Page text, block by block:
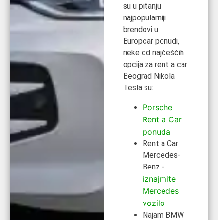
su u pitanju
najpopularniji
brendovi u
Europcar ponudi,
neke od najčešćih
opcija za rent a car
Beograd Nikola
Tesla su:
Porsche
Rent a Car
ponuda
Rent a Car
Mercedes-
Benz -
iznajmite
Mercedes
vozilo
Najam BMW